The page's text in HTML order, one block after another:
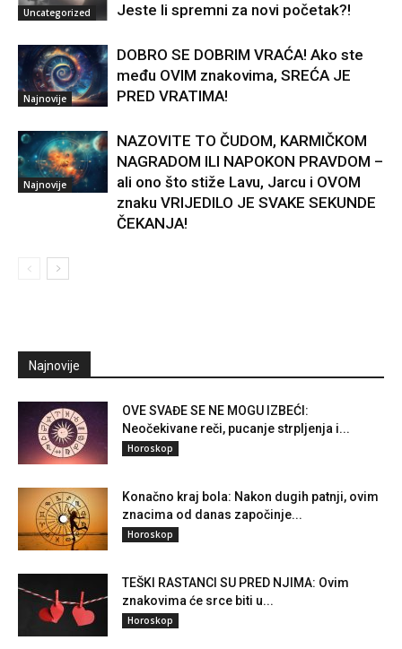
Uncategorized
Jeste li spremni za novi početak?!
Najnovije
DOBRO SE DOBRIM VRAĆA! Ako ste
među OVIM znakovima, SREĆA JE
PRED VRATIMA!
Najnovije
NAZOVITE TO ČUDOM, KARMIČKOM
NAGRADOM ILI NAPOKON PRAVDOM –
ali ono što stiže Lavu, Jarcu i OVOM
znaku VRIJEDILO JE SVAKE SEKUNDE
ČEKANJA!
Najnovije
OVE SVAĐE SE NE MOGU IZBEĆI:
Neočekivane reči, pucanje strpljenja i...
Horoskop
Konačno kraj bola: Nakon dugih patnji, ovim
znacima od danas započinje...
Horoskop
TEŠKI RASTANCI SU PRED NJIMA: Ovim
znakovima će srce biti u...
Horoskop